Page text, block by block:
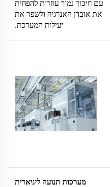
עם חיכוך נמוך עוזרות להפחית
את אובדן האנרגיה ולשפר את
יעילות המערכת.
מערכות תנועה ליניארית